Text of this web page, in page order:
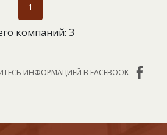
1
компаний: 3
ИНФОРМАЦИЕЙ В FACEBOOK